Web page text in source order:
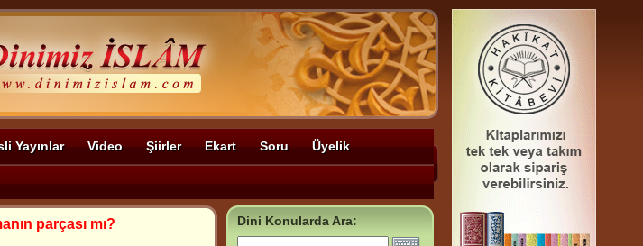
Yayınlar Video Şiirler Ekart Soru Üyelik
parçası mı? Dini Konularda Ara: